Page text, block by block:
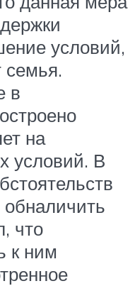
условий,
семья.
в
на
условий. В
что
к ним